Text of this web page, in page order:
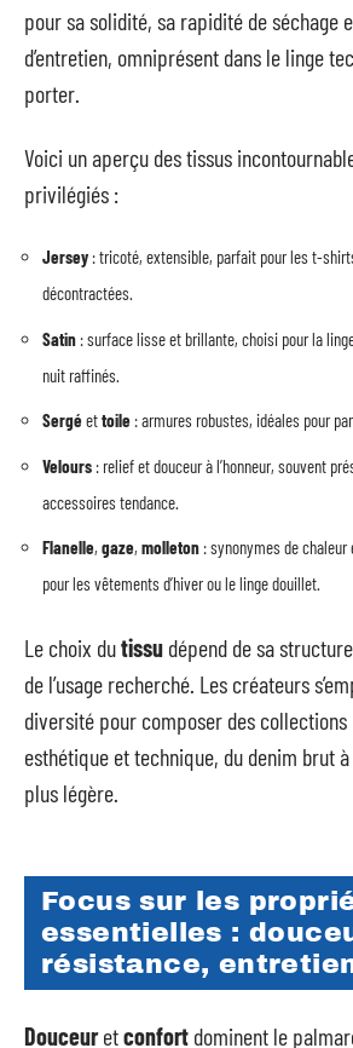
pour sa solidité, sa rapidité de séchage
d’entretien, omniprésent dans le linge
porter.
Voici un aperçu des tissus
privilégiés :
Jersey : tricoté, extensible, parfait pour les t-
décontractées.
Satin : surface lisse et brillante, choisi pour la
nuit raffinés.
Sergéettoile : armures robustes, idéales pour
Velours : relief et douceur à l’honneur, souvent
accessoires tendance.
Flanelle, gaze, molleton : synonymes de
pour les vêtements d’hiver ou le linge douillet.
Le choix dutissu dépend de sa
de l’usage recherché. Les créateurs
diversité pour composer des
esthétique et technique, du denim brut
plus légère.
Focus sur les
essentielles :
résistance,
Douceuretconfort dominent le